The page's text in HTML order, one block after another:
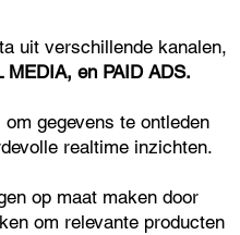
uit verschillende kanalen,
en PAID ADS.
gegevens te ontleden
realtime inzichten.
op maat maken door
om relevante producten